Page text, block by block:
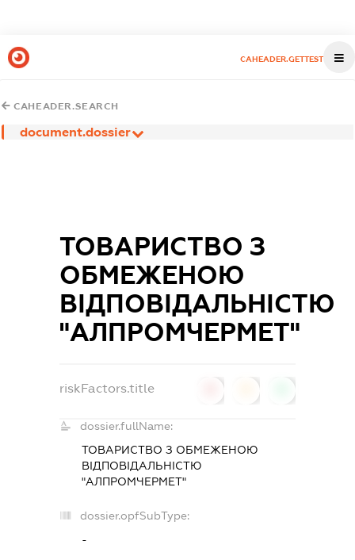
CAHEADER.GETTEST
CAHEADER.SEARCH
document.dossier
ТОВАРИСТВО З
ОБМЕЖЕНОЮ
ВІДПОВІДАЛЬНІСТЮ
"АЛПРОМЧЕРМЕТ"
riskFactors.title
dossier.fullName:
ТОВАРИСТВО З ОБМЕЖЕНОЮ
ВІДПОВІДАЛЬНІСТЮ
"АЛПРОМЧЕРМЕТ"
dossier.opfSubType:
-